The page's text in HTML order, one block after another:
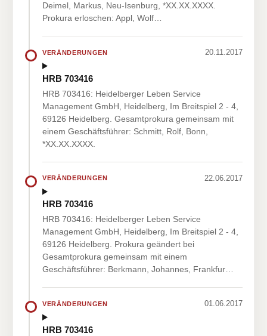
Deimel, Markus, Neu-Isenburg, *XX.XX.XXXX.
Prokura erloschen: Appl, Wolf…
VERÄNDERUNGEN 20.11.2017
HRB 703416
HRB 703416: Heidelberger Leben Service
Management GmbH, Heidelberg, Im Breitspiel 2 - 4,
69126 Heidelberg. Gesamtprokura gemeinsam mit
einem Geschäftsführer: Schmitt, Rolf, Bonn,
*XX.XX.XXXX.
VERÄNDERUNGEN 22.06.2017
HRB 703416
HRB 703416: Heidelberger Leben Service
Management GmbH, Heidelberg, Im Breitspiel 2 - 4,
69126 Heidelberg. Prokura geändert bei
Gesamtprokura gemeinsam mit einem
Geschäftsführer: Berkmann, Johannes, Frankfur…
VERÄNDERUNGEN 01.06.2017
HRB 703416